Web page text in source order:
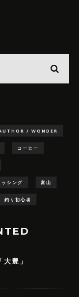
/ WONDER
コーヒー
ッシング 富山
釣り初心者
豊」